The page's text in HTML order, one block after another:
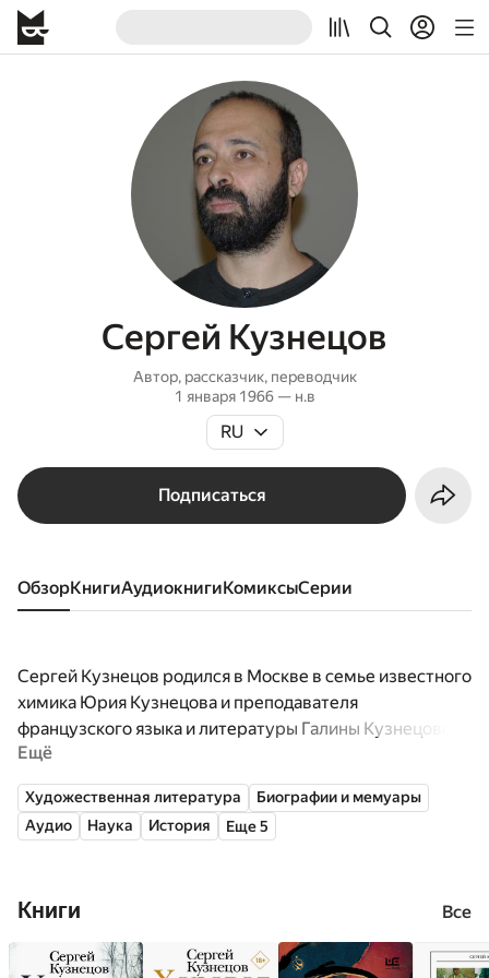
Сергей Кузнецов
Автор, рассказчик, переводчик
1 января 1966 — н.в
RU
Подписаться
Обзор книги аудиокниги комиксы серии
Сергей Кузнецов родился в Москве в семье известного
химика Юрия Кузнецова и преподавателя
французского языка и литературы Галины Кузнецовой.
В 1990-е гг. Сергей Кузнецов занимался
филологической работой: писал монографию о поэтике
Иосифа Бродского, изучал творчество Томаса
кино и литературе для многочисленных бумажных и
сетевых СМИ.
Ещё
Художественная литература
Биографии и мемуары
Аудио
Наука История Еще 5
Книги Все